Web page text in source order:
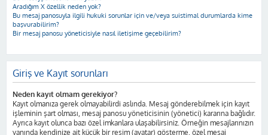
Aradığım X özellik neden yok?
Bu mesaj panosuyla ilgili hukuki sorunlar için ve/veya suistimal durumlarda kime
başvurabilirim?
Bir mesaj panosu yöneticisiyle nasıl iletişime geçebilirim?
Giriş ve Kayıt sorunları
Neden kayıt olmam gerekiyor?
Kayıt olmanıza gerek olmayabilirdi aslında. Mesaj gönderebilmek için kayıt
işleminin şart olması, mesaj panosu yöneticisinin (yönetici) kararına bağlıdır.
Ayrıca kayıt olunca bazı özel imkanlara ulaşabilirsiniz. Örneğin mesajlarınızın
yanında kendinize ait küçük bir resim (avatar) gösterme, özel mesaj